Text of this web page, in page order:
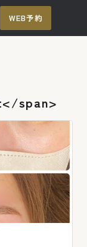
WEB予約
span>